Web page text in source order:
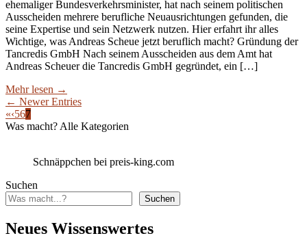
ehemaliger Bundesverkehrsminister, hat nach seinem politischen
Ausscheiden mehrere berufliche Neuausrichtungen gefunden, die
seine Expertise und sein Netzwerk nutzen. Hier erfahrt ihr alles
Wichtige, was Andreas Scheue jetzt beruflich macht? Gründung der
Tancredis GmbH Nach seinem Ausscheiden aus dem Amt hat
Andreas Scheuer die Tancredis GmbH gegründet, ein […]
Mehr lesen →
← Newer Entries
«‹567
Was macht? Alle Kategorien
Schnäppchen bei preis-king.com
Suchen
Suchen
Neues Wissenswertes